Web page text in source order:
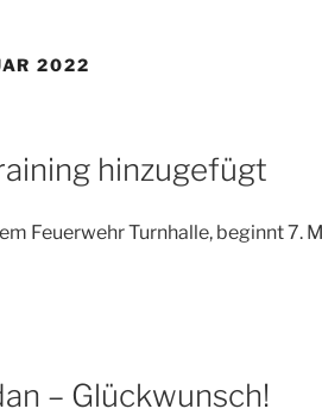
2022
hinzugefügt
Feuerwehr Turnhalle, beginnt 7.
– Glückwunsch!